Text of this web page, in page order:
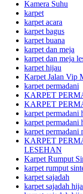
Kamera Suhu
karpet
karpet acara
karpet bagus
karpet buana
karpet dan meja
karpet dan meja
karpet hijau
Karpet Jalan Vip
karpet permadani
KARPET
KARPET
karpet permadani
karpet permadani
karpet permadani
KARPET
LESEHAN
Karpet Rumput
karpet rumput
karpet sajadah
karpet sajadah